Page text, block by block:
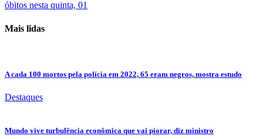
óbitos nesta quinta, 01
Mais lidas
A cada 100 mortos pela polícia em 2022, 65 eram negros, mostra estudo
Destaques
Mundo vive turbulência econômica que vai piorar, diz ministro